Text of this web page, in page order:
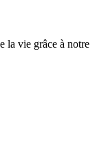
la vie grâce à notre